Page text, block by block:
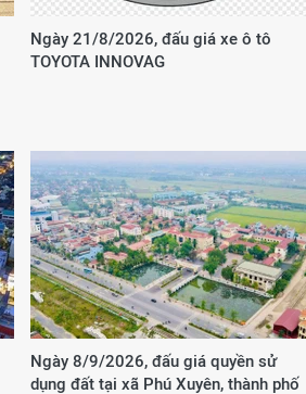
Ngày 21/8/2026, đấu giá xe ô tô
TOYOTA INNOVAG
Ngày 8/9/2026, đấu giá quyền sử
dụng đất tại xã Phú Xuyên, thành phố